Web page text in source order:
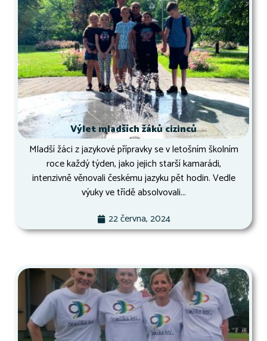
Výlet mladších žáků cizinců
Mladší žáci z jazykové přípravky se v letošním školním
roce každý týden, jako jejich starší kamarádi,
intenzivně věnovali českému jazyku pět hodin. Vedle
výuky ve třídě absolvovali...
22 června, 2024